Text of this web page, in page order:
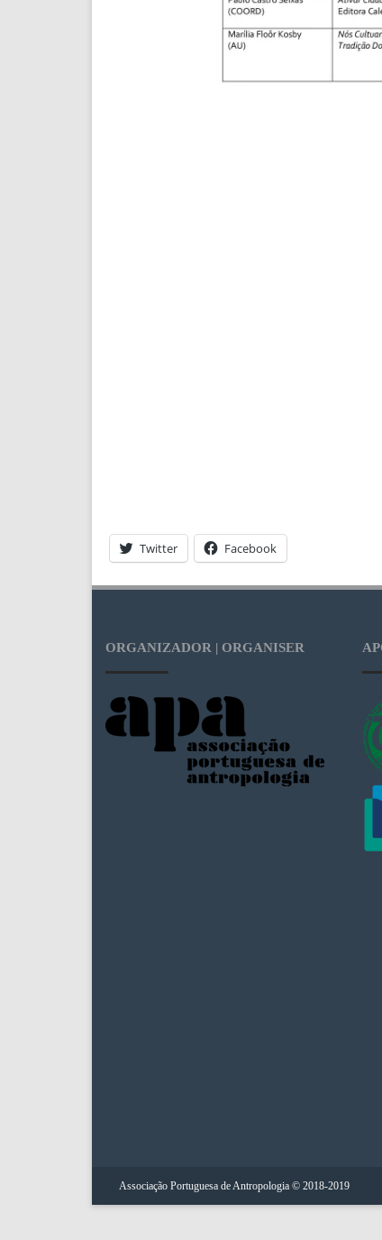
Twitter Facebook
ORGANIZADOR | ORGANISER
Associação Portuguesa de Antropologia © 2018-2019